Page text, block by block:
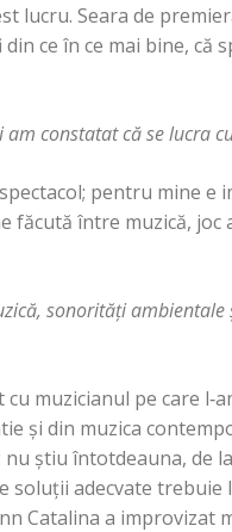
lucru. Seara de
ce în ce mai bine, că
constatat că se lucra
pentru mine
făcută între muzică,
sonorităţi
muzicianul pe care
şi din muzica
ştiu întotdeauna, de
soluţii adecvate trebuie
Catalina a improvizat